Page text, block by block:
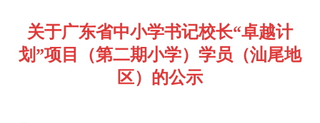
关于广东省中小学书记校长“卓越计
划”项目（第二期小学）学员（汕尾地
区）的公示